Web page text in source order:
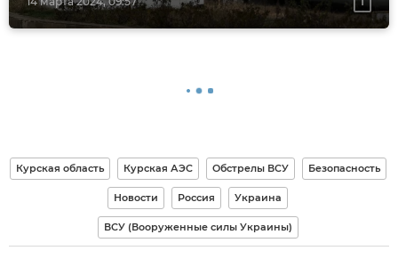
Курская область Курская АЭС Обстрелы ВСУ Безопасность
Новости Россия Украина
ВСУ (Вооруженные силы Украины)